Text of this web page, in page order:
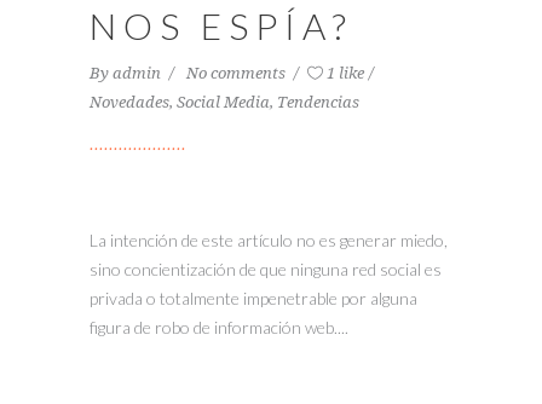
NOS ESPÍA?
By admin No comments
1 like
Novedades, Social Media, Tendencias
La intención de este artículo no es generar miedo,
sino concientización de que ninguna red social es
privada o totalmente impenetrable por alguna
figura de robo de información web....